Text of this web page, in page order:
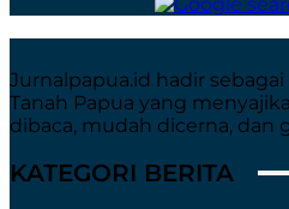
Jurnalpapua.id hadir
Tanah Papua yang
dibaca, mudah dicerna, dan
KATEGORI BERITA